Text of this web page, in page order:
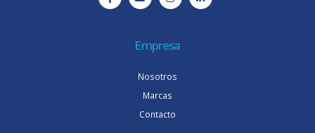
Empresa
Nosotros
Marcas
Contacto